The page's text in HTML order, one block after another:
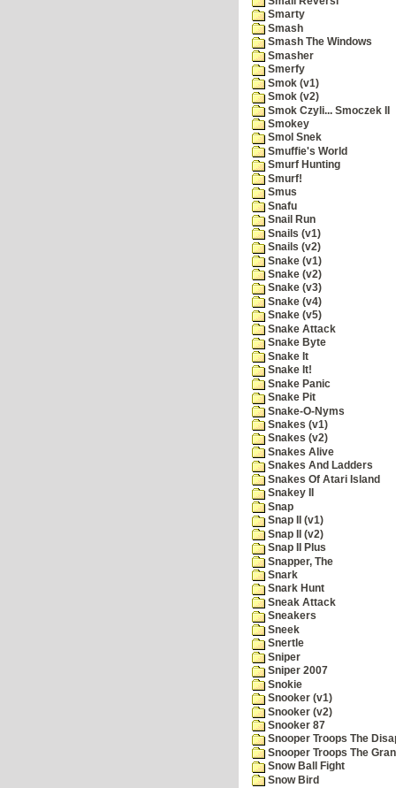
Smarty
Smash
Smash The Windows
Smasher
Smerfy
Smok (v1)
Smok (v2)
Smok Czyli... Smoczek II
Smokey
Smol Snek
Smuffie's World
Smurf Hunting
Smurf!
Smus
Snafu
Snail Run
Snails (v1)
Snails (v2)
Snake (v1)
Snake (v2)
Snake (v3)
Snake (v4)
Snake (v5)
Snake Attack
Snake Byte
Snake It
Snake It!
Snake Panic
Snake Pit
Snake-O-Nyms
Snakes (v1)
Snakes (v2)
Snakes Alive
Snakes And Ladders
Snakes Of Atari Island
Snakey II
Snap
Snap II (v1)
Snap II (v2)
Snap II Plus
Snapper, The
Snark
Snark Hunt
Sneak Attack
Sneakers
Sneek
Snertle
Sniper
Sniper 2007
Snokie
Snooker (v1)
Snooker (v2)
Snooker 87
Snooper Troops The
Snooper Troops The
Snow Ball Fight
Snow Bird